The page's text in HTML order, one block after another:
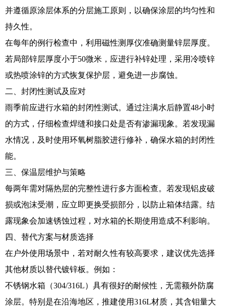
并遵循原涂层体系的分层施工原则，以确保涂层的均匀性和
持久性。
在每年的例行检查中，利用磁性测厚仪准确测量锌层厚度。
若局部锌层厚度小于50微米，应进行补锌处理，采用冷喷锌
或热喷涂锌的方式恢复保护层，避免进一步腐蚀。
二、封闭性测试及应对
雨季前应进行水箱的封闭性测试。通过注满水后静置48小时
的方式，仔细检查焊缝和接口处是否有渗漏现象。若发现漏
水情况，及时使用环氧树脂胶进行修补，确保水箱的封闭性
能。
三、保温层维护与策略
每两年需对隔热层的完整性进行多方面检查。若发现铝皮破
损或泡沫受潮，应立即更换受损部分，以防止箱体结露。结
露现象会加速锈蚀过程，对水箱的长期使用造成不利影响。
四、替代方案与材质选择
在户外使用场景中，若对耐久性有较高要求，建议优先选择
其他材质以替代镀锌板。例如：
不锈钢水箱（304/316L）具有很好的耐候性，无需额外防腐
涂层。特别是在沿海地区，推建使用316L材质，其含钼量大